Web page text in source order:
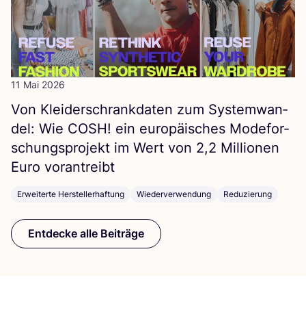
11 Mai 2026
Von Klei­der­schrank­da­ten zum Sys­tem­wan­
del: Wie COSH! ein euro­päi­sches Mode­for­
schungs­pro­jekt im Wert von 2,2 Mil­lio­nen
Euro vorantreibt
Erweiterte Herstellerhaftung Wiederverwendung Reduzierung
Entdecke alle Beiträge